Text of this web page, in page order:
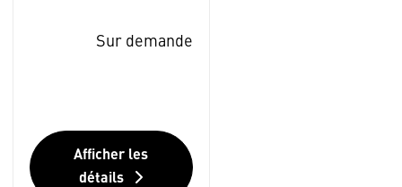
Sur demande
Afficher les
détails